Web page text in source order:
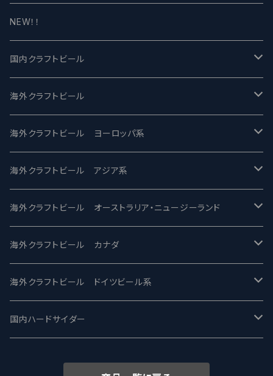
NEW！！
国内クラフトビール
UCHU BREWING -うちゅうブルーイング
バテレ -VERTERE
2nd Story Ale Works -セカンドストーリー
ビアへるん - Beer Hearn
忽布古丹醸造 - HOP KOTAN
ワイマーケットブルーイング Y.Market Brewing
志賀高原ビール - SIGAKOGEN
海外クラフトビール
Modern Times モダンタイムズ
Maui マウイ
Toppling Goliath トップリンゴライアス
Fair State フェアステイト
Lagunitas ラグニタス
FirestoneWalker ファイアストーン
海外クラフトビール ヨーロッパ系
UnBarred -アンバード
SAIREN /サイレン
ワイルドチャイルド - Wilde Child
BrewDog Brewery - ブリュードッグ
The Flying Inn / ザ フライイング イン
海外クラフトビール アジア系
gweilo-鬼佬 グウァイロ
Heart Of Darkness - ハートオブダークネス
Carbon brews -カーボン
TAIHU - タイフー
海外クラフトビール オーストラリア・ニュージーランド
ROCKY RIDGE - ロッキーリッジ
BODRIGGY BREWING ボッドリッジー
CO-CONSPIRATORS コ・コンスピレーターズ
海外クラフトビール カナダ
Jackie O's ジャッキーオーズ
Westbrook ウェストブルック
海外クラフトビール ドイツビール系
Karmeliten カーメリテン
国内ハードサイダー